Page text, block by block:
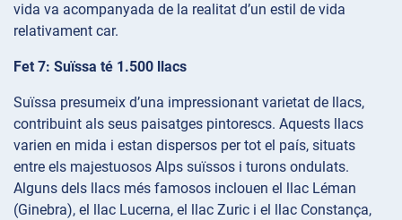
vida va acompanyada de la realitat d’un estil de vida
relativament car.
Fet 7: Suïssa té 1.500 llacs
Suïssa presumeix d’una impressionant varietat de llacs,
contribuint als seus paisatges pintorescs. Aquests llacs
varien en mida i estan dispersos per tot el país, situats
entre els majestuosos Alps suïssos i turons ondulats.
Alguns dels llacs més famosos inclouen el llac Léman
(Ginebra), el llac Lucerna, el llac Zuric i el llac Constança,